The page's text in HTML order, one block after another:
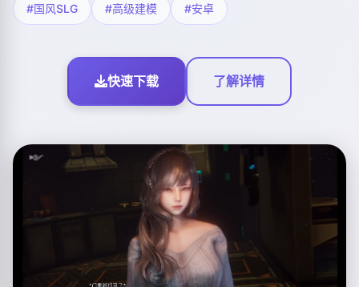
#国风SLG #高级建模 #安卓
快速下载 了解详情